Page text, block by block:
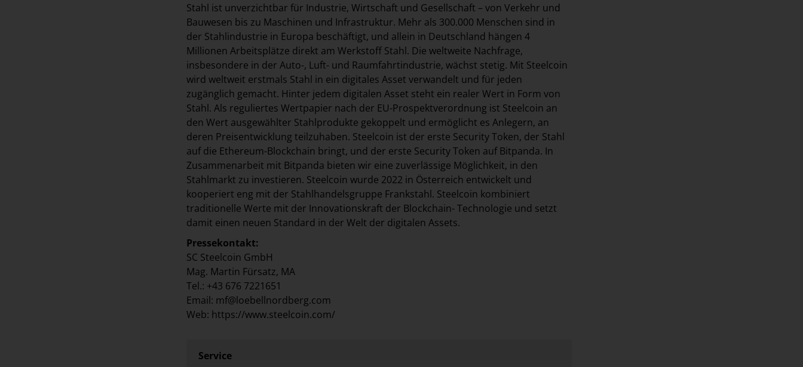
Stahl ist unverzichtbar für Industrie, Wirtschaft und Gesellschaft – von Verkehr und
Bauwesen bis zu Maschinen und Infrastruktur. Mehr als 300.000 Menschen sind in
der Stahlindustrie in Europa beschäftigt, und allein in Deutschland hängen 4
Millionen Arbeitsplätze direkt am Werkstoff Stahl. Die weltweite Nachfrage,
insbesondere in der Auto-, Luft- und Raumfahrtindustrie, wächst stetig. Mit Steelcoin
wird weltweit erstmals Stahl in ein digitales Asset verwandelt und für jeden
zugänglich gemacht. Hinter jedem digitalen Asset steht ein realer Wert in Form von
Stahl. Als reguliertes Wertpapier nach der EU-Prospektverordnung ist Steelcoin an
den Wert ausgewählter Stahlprodukte gekoppelt und ermöglicht es Anlegern, an
deren Preisentwicklung teilzuhaben. Steelcoin ist der erste Security Token, der Stahl
auf die Ethereum-Blockchain bringt, und der erste Security Token auf Bitpanda. In
Zusammenarbeit mit Bitpanda bieten wir eine zuverlässige Möglichkeit, in den
Stahlmarkt zu investieren. Steelcoin wurde 2022 in Österreich entwickelt und
kooperiert eng mit der Stahlhandelsgruppe Frankstahl. Steelcoin kombiniert
traditionelle Werte mit der Innovationskraft der Blockchain- Technologie und setzt
damit einen neuen Standard in der Welt der digitalen Assets.
Pressekontakt:
SC Steelcoin GmbH
Mag. Martin Fürsatz, MA
Tel.: +43 676 7221651
Email: mf@loebellnordberg.com
Web: https://www.steelcoin.com/
Service